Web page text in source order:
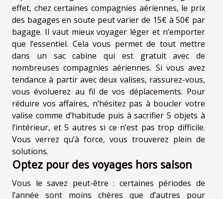
effet, chez certaines compagnies aériennes, le prix
des bagages en soute peut varier de 15€ à 50€ par
bagage. Il vaut mieux voyager léger et n’emporter
que l’essentiel. Cela vous permet de tout mettre
dans un sac cabine qui est gratuit avec de
nombreuses compagnies aériennes. Si vous avez
tendance à partir avec deux valises, rassurez-vous,
vous évoluerez au fil de vos déplacements. Pour
réduire vos affaires, n’hésitez pas à boucler votre
valise comme d’habitude puis à sacrifier 5 objets à
l’intérieur, et 5 autres si ce n’est pas trop difficile.
Vous verrez qu’à force, vous trouverez plein de
solutions.
Optez pour des voyages hors saison
Vous le savez peut-être : certaines périodes de
l’année sont moins chères que d’autres pour